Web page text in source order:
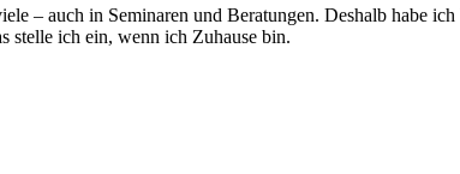
– auch in Seminaren und Beratungen. Deshalb habe
stelle ich ein, wenn ich Zuhause bin.